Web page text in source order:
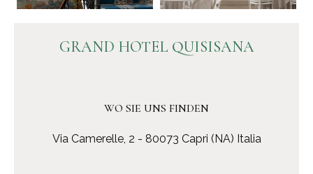
GRAND HOTEL QUISISANA
WO SIE UNS FINDEN
Via Camerelle, 2 - 80073 Capri (NA) Italia